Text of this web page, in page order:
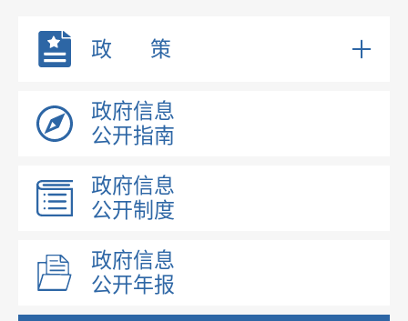
政 策
自治区文件
吉木萨尔县文件
政府规章
政府办文件
政府信息
公开指南
政府信息
公开制度
政府信息
公开年报
机构职能
政策解读
国民经济和社会发展规划
专项规划
区域规划
政府工作报告
法治政府建设工作报告
政府网站工作报表
财政预决算
政府集中采购